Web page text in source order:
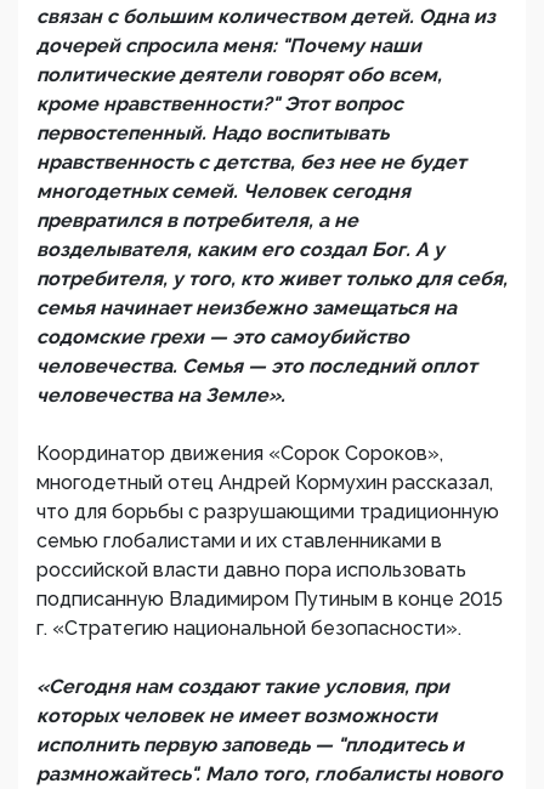
связан с большим количеством детей. Одна из
дочерей спросила меня: "Почему наши
политические деятели говорят обо всем,
кроме нравственности?" Этот вопрос
первостепенный. Надо воспитывать
нравственность с детства, без нее не будет
многодетных семей. Человек сегодня
превратился в потребителя, а не
возделывателя, каким его создал Бог. А у
потребителя, у того, кто живет только для себя,
семья начинает неизбежно замещаться на
содомские грехи — это самоубийство
человечества. Семья — это последний оплот
человечества на Земле».
Координатор движения «Сорок Сороков»,
многодетный отец Андрей Кормухин рассказал,
что для борьбы с разрушающими традиционную
семью глобалистами и их ставленниками в
российской власти давно пора использовать
подписанную Владимиром Путиным в конце 2015
г. «Стратегию национальной безопасности».
«Сегодня нам создают такие условия, при
которых человек не имеет возможности
исполнить первую заповедь — "плодитесь и
размножайтесь". Мало того, глобалисты нового